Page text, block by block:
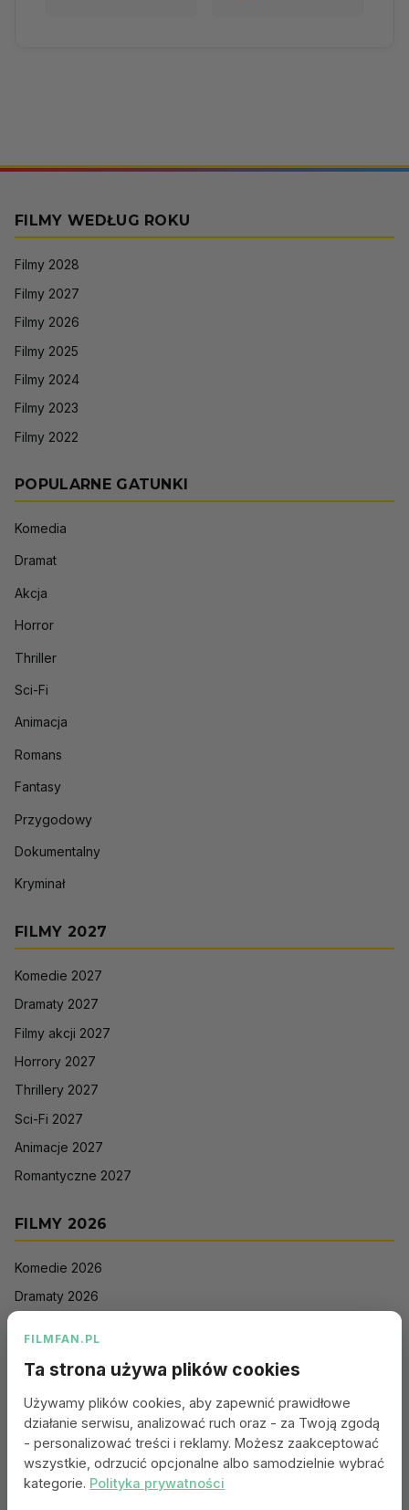
FILMY WEDŁUG ROKU
Filmy 2028
Filmy 2027
Filmy 2026
Filmy 2025
Filmy 2024
Filmy 2023
Filmy 2022
POPULARNE GATUNKI
Komedia
Dramat
Akcja
Horror
Thriller
Sci-Fi
Animacja
Romans
Fantasy
Przygodowy
Dokumentalny
Kryminał
FILMY 2027
Komedie 2027
Dramaty 2027
Filmy akcji 2027
Horrory 2027
Thrillery 2027
Sci-Fi 2027
Animacje 2027
Romantyczne 2027
FILMY 2026
Komedie 2026
Dramaty 2026
Sci-Fi 2026
Animacje 2026
Romantyczne 2026
FILMFAN.PL
Ta strona używa plików cookies
Używamy plików cookies, aby zapewnić prawidłowe
działanie serwisu, analizować ruch oraz - za Twoją zgodą
- personalizować treści i reklamy. Możesz zaakceptować
wszystkie, odrzucić opcjonalne albo samodzielnie wybrać
kategorie. Polityka prywatności